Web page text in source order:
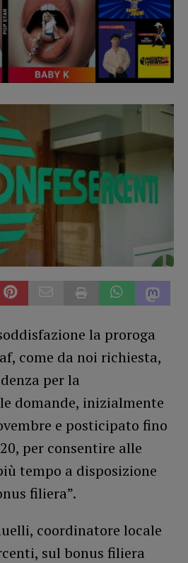
la proroga
come da noi richiesta,
per la
domande, inizialmente
e posticipato fino
per consentire alle
tempo a disposizione
filiera”.
coordinatore locale
sul bonus filiera